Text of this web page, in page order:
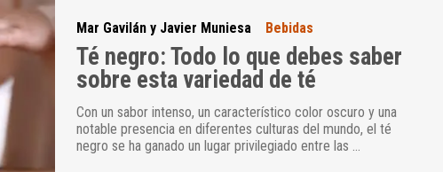
Mar Gavilán y Javier Muniesa Bebidas
Té negro: Todo lo que debes saber
sobre esta variedad de té
Con un sabor intenso, un característico color oscuro y una
notable presencia en diferentes culturas del mundo, el té
negro se ha ganado un lugar privilegiado entre las …